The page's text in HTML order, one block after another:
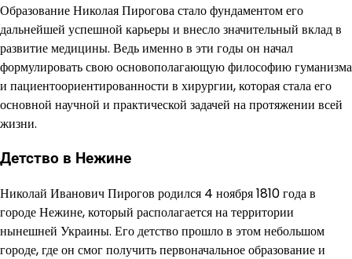
Образование Николая Пирогова стало фундаментом его
дальнейшей успешной карьеры и внесло значительный вклад в
развитие медицины. Ведь именно в эти годы он начал
формулировать свою основополагающую философию гуманизма
и пациентоориентированности в хирургии, которая стала его
основной научной и практической задачей на протяжении всей
жизни.
Детство в Нежине
Николай Иванович Пирогов родился 4 ноября 1810 года в
городе Нежине, который располагается на территории
нынешней Украины. Его детство прошло в этом небольшом
городе, где он смог получить первоначальное образование и